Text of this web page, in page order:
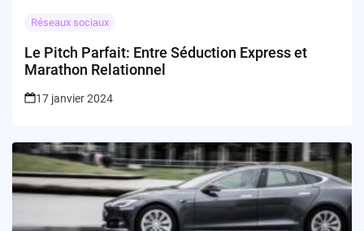
Réseaux sociaux
Le Pitch Parfait: Entre Séduction Express et
Marathon Relationnel
17 janvier 2024